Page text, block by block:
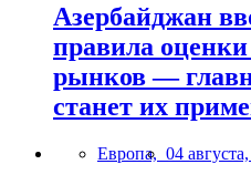
Азербайджан
правила
рынков —
станет их
Европа, 04